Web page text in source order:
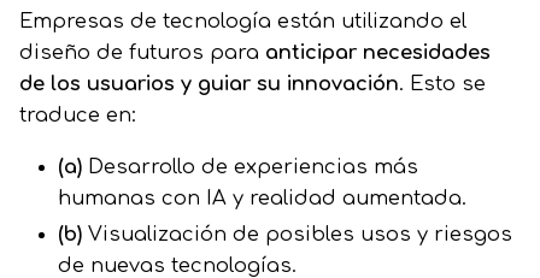
Empresas de tecnología están utilizando el
diseño de futuros para anticipar necesidades
de los usuarios y guiar su innovación. Esto se
traduce en:
(a) Desarrollo de experiencias más
humanas con IA y realidad aumentada.
(b) Visualización de posibles usos y riesgos
de nuevas tecnologías.